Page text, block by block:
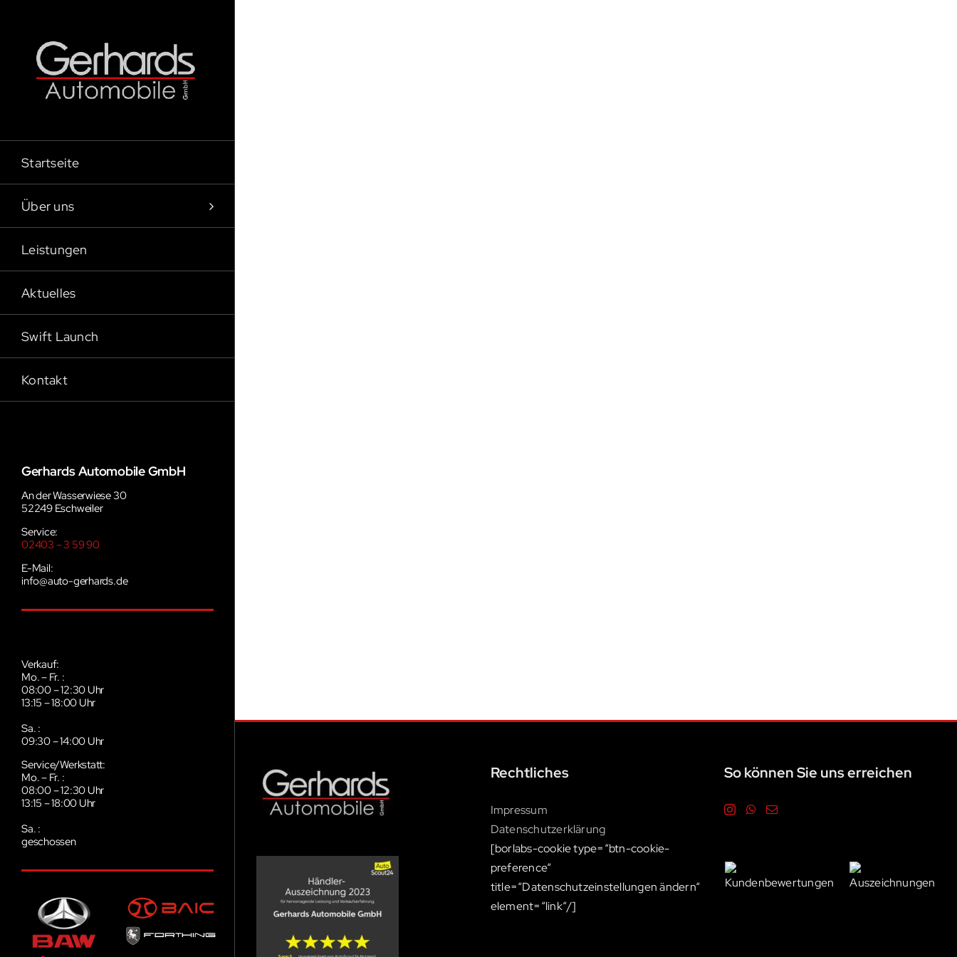
springen
Startseite
Über uns
Leistungen
Aktuelles
Swift Launch
Kontakt
Gerhards Automobile GmbH
An der Wasserwiese 30
52249 Eschweiler
Service:
02403 – 3 59 90
E-Mail:
info@auto-gerhards.de
Verkauf:
Mo. – Fr. :
08:00 – 12:30 Uhr
13:15 – 18:00 Uhr
Sa. :
09:30 – 14:00 Uhr
Service/Werkstatt:
Mo. – Fr. :
08:00 – 12:30 Uhr
13:15 – 18:00 Uhr
Sa. :
geschossen
Rechtliches
Impressum
Datenschutzerklärung
[borlabs-cookie type=“btn-cookie-
preference“
title=“Datenschutzeinstellungen ändern“
element=“link“/]
So können Sie uns erreichen